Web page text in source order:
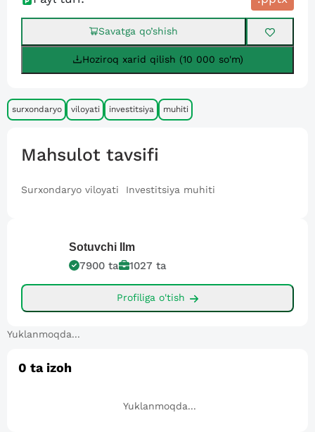
Savatga qo’shish
Hoziroq xarid qilish (10 000 so'm)
surxondaryo viloyati investitsiya muhiti
Mahsulot tavsifi
Surxondaryo viloyati Investitsiya muhiti
Sotuvchi Ilm
7900 ta 1027 ta
Profiliga o'tish
Yuklanmoqda...
0 ta izoh
Yuklanmoqda...